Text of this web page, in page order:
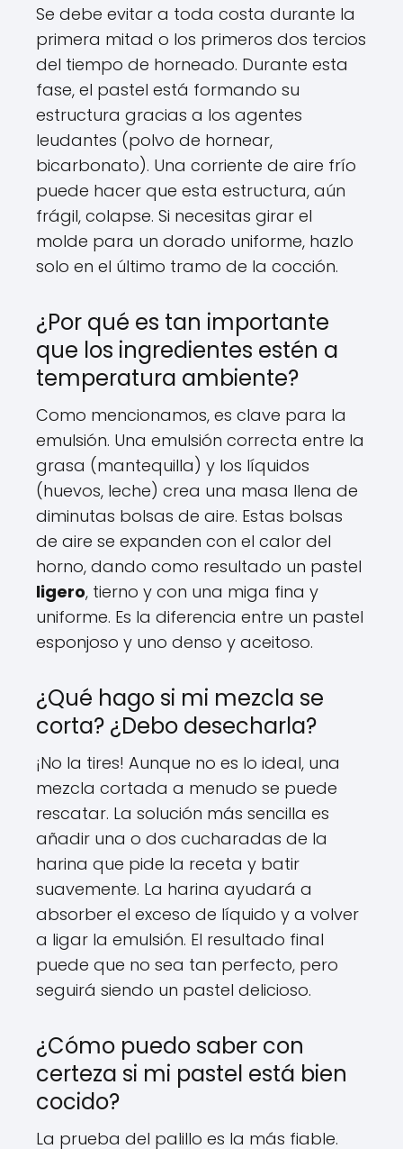
Se debe evitar a toda costa durante la
primera mitad o los primeros dos tercios
del tiempo de horneado. Durante esta
fase, el pastel está formando su
estructura gracias a los agentes
leudantes (polvo de hornear,
bicarbonato). Una corriente de aire frío
puede hacer que esta estructura, aún
frágil, colapse. Si necesitas girar el
molde para un dorado uniforme, hazlo
solo en el último tramo de la cocción.
¿Por qué es tan importante
que los ingredientes estén a
temperatura ambiente?
Como mencionamos, es clave para la
emulsión. Una emulsión correcta entre la
grasa (mantequilla) y los líquidos
(huevos, leche) crea una masa llena de
diminutas bolsas de aire. Estas bolsas
de aire se expanden con el calor del
horno, dando como resultado un pastel
ligero, tierno y con una miga fina y
uniforme. Es la diferencia entre un pastel
esponjoso y uno denso y aceitoso.
¿Qué hago si mi mezcla se
corta? ¿Debo desecharla?
¡No la tires! Aunque no es lo ideal, una
mezcla cortada a menudo se puede
rescatar. La solución más sencilla es
añadir una o dos cucharadas de la
harina que pide la receta y batir
suavemente. La harina ayudará a
absorber el exceso de líquido y a volver
a ligar la emulsión. El resultado final
puede que no sea tan perfecto, pero
seguirá siendo un pastel delicioso.
¿Cómo puedo saber con
certeza si mi pastel está bien
cocido?
La prueba del palillo es la más fiable.